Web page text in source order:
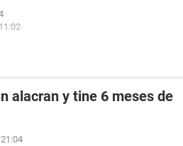
alacran y tine 6 meses de